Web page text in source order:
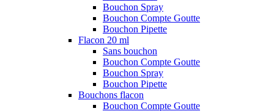
Bouchon Spray
Bouchon Compte Goutte
Bouchon Pipette
Flacon 20 ml
Sans bouchon
Bouchon Compte Goutte
Bouchon Spray
Bouchon Pipette
Bouchons flacon
Bouchon Compte Goutte